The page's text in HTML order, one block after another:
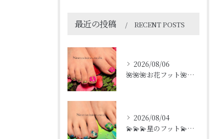
最近の投稿 RECENT POSTS
2026/08/06
🌺🌺🌺お花フット🌺🌺🌺
2026/08/04
💫💫💫星のフット💫💫💫